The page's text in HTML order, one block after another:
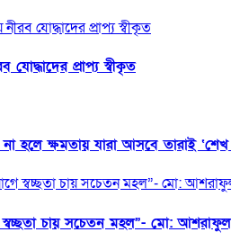
যোদ্ধাদের প্রাপ্য স্বীকৃত
হলে ক্ষমতায় যারা আসবে তারাই
স্বচ্ছতা চায় সচেতন মহল”- মো: